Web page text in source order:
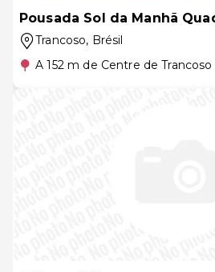
Pousada Sol da Manhã
Trancoso, Brésil
A 152 m de Centre de Trancoso